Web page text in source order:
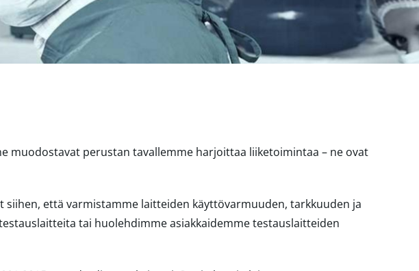
muodostavat perustan tavallemme harjoittaa liiketoimintaa – ne ovat
että varmistamme laitteiden käyttövarmuuden, tarkkuuden ja
tai huolehdimme asiakkaidemme testauslaitteiden